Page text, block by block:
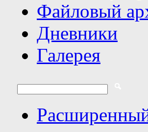
Файловый
Дневники
Галерея